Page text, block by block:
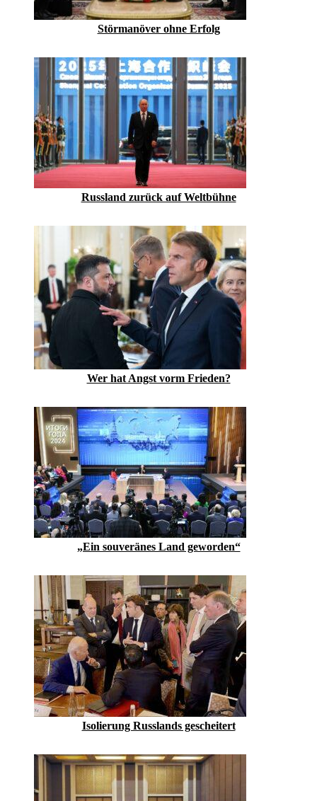
Störmanöver ohne Erfolg
Russland zurück auf Weltbühne
Wer hat Angst vorm Frieden?
„Ein souveränes Land geworden“
Isolierung Russlands gescheitert